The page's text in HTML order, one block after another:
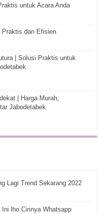
untuk Acara Anda
Praktis dan Efisien
| Solusi Praktis untuk
| Harga Murah,
Jabodetabek
Lagi Trend Sekarang 2022
lho Cirinya Whatsapp